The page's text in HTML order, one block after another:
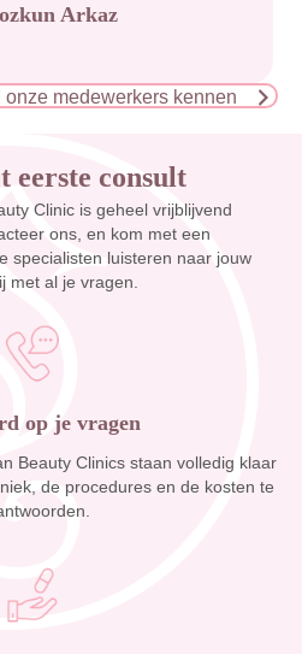
Arkaz
onze medewerkers kennen
eerste consult
Clinic is geheel vrijblijvend
ons, en kom met een
specialisten luisteren naar jouw
met al je vragen.
op je vragen
Beauty Clinics staan volledig klaar
de procedures en de kosten te